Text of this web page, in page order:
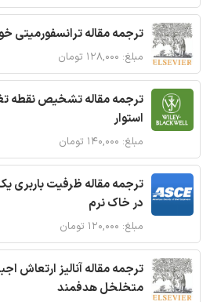
ترجمه مقاله
مبلغ: ۱۲۸,۰۰۰ تومان
ترجمه مقاله تشخیص نقطه
استوار
مبلغ: ۱۴۰,۰۰۰ تومان
ترجمه مقاله ظرفیت باربری
در خاک نرم
مبلغ: ۱۲۰,۰۰۰ تومان
ترجمه مقاله آنالیز ارتعاش
متخلخل هدفمند